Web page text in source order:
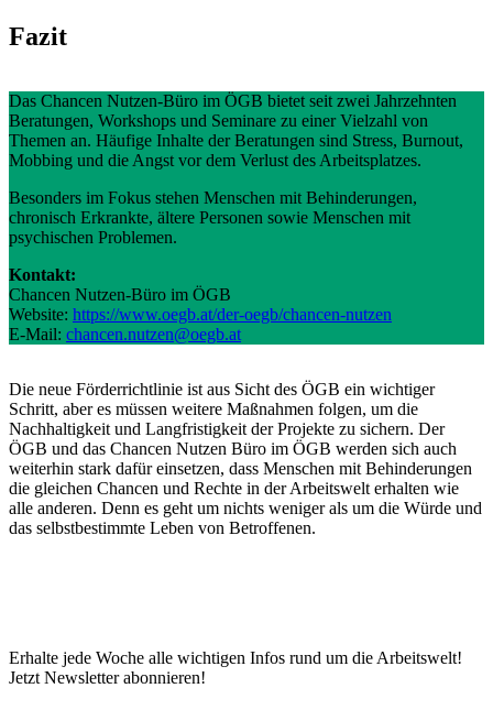
Fazit
Das Chancen Nutzen-Büro im ÖGB bietet seit zwei Jahrzehnten
Beratungen, Workshops und Seminare zu einer Vielzahl von
Themen an. Häufige Inhalte der Beratungen sind Stress, Burnout,
Mobbing und die Angst vor dem Verlust des Arbeitsplatzes.
Besonders im Fokus stehen Menschen mit Behinderungen,
chronisch Erkrankte, ältere Personen sowie Menschen mit
psychischen Problemen.
Kontakt:
Chancen Nutzen-Büro im ÖGB
Website: https://www.oegb.at/der-oegb/chancen-nutzen
E-Mail: chancen.nutzen@oegb.at
Die neue Förderrichtlinie ist aus Sicht des ÖGB ein wichtiger
Schritt, aber es müssen weitere Maßnahmen folgen, um die
Nachhaltigkeit und Langfristigkeit der Projekte zu sichern. Der
ÖGB und das Chancen Nutzen Büro im ÖGB werden sich auch
weiterhin stark dafür einsetzen, dass Menschen mit Behinderungen
die gleichen Chancen und Rechte in der Arbeitswelt erhalten wie
alle anderen. Denn es geht um nichts weniger als um die Würde und
das selbstbestimmte Leben von Betroffenen.
Erhalte jede Woche alle wichtigen Infos rund um die Arbeitswelt!
Jetzt Newsletter abonnieren!